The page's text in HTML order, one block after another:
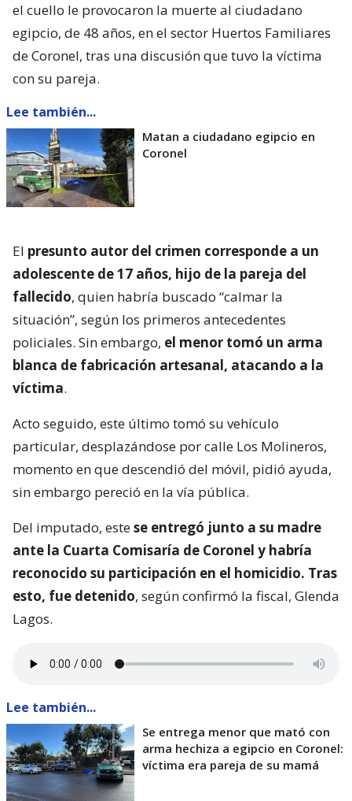
el cuello le provocaron la muerte al ciudadano
egipcio, de 48 años, en el sector Huertos Familiares
de Coronel, tras una discusión que tuvo la víctima
con su pareja.
Lee también...
Matan a ciudadano egipcio en
Coronel
El presunto autor del crimen corresponde a un
adolescente de 17 años, hijo de la pareja del
fallecido, quien habría buscado “calmar la
situación”, según los primeros antecedentes
policiales. Sin embargo, el menor tomó un arma
blanca de fabricación artesanal, atacando a la
víctima.
Acto seguido, este último tomó su vehículo
particular, desplazándose por calle Los Molineros,
momento en que descendió del móvil, pidió ayuda,
sin embargo pereció en la vía pública.
Del imputado, estese entregó junto a su madre
ante la Cuarta Comisaría de Coronel y habría
reconocido su participación en el homicidio. Tras
esto, fue detenido, según confirmó la fiscal, Glenda
Lagos.
Lee también...
Se entrega menor que mató con
arma hechiza a egipcio en Coronel:
víctima era pareja de su mamá